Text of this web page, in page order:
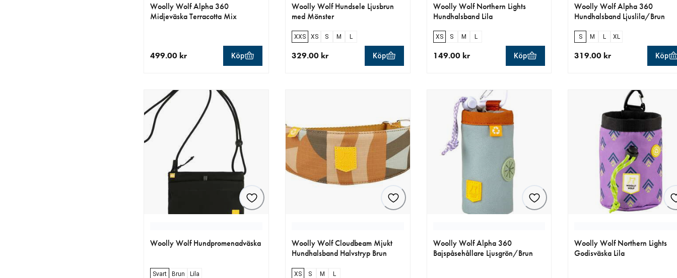
Woolly Wolf Alpha 360
Midjeväska Terracotta Mix
499.00 kr Köp
Woolly Wolf Hundsele Ljusbrun
med Mönster
XXS XS S M L
329.00 kr Köp
Woolly Wolf Northern Lights
Hundhalsband Lila
XS S M L
149.00 kr Köp
Woolly Wolf Alpha 360
Hundhalsband Ljuslila/Brun
S M L XL
319.00 kr Köp
Woolly Wolf Hundpromenadväska
Svart Brun Lila
Woolly Wolf Cloudbeam Mjukt
Hundhalsband Halvstryp Brun
XS S M L
Woolly Wolf Alpha 360
Bajspåsehållare Ljusgrön/Brun
Woolly Wolf Northern Lights
Godisväska Lila